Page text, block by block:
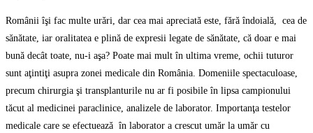
Românii îşi fac multe urări, dar cea mai apreciată este, fără îndoială, cea de
sănătate, iar oralitatea e plină de expresii legate de sănătate, că doar e mai
bună decât toate, nu-i aşa? Poate mai mult în ultima vreme, ochii tuturor
sunt aţintiţi asupra zonei medicale din România. Domeniile spectaculoase,
precum chirurgia şi transplanturile nu ar fi posibile în lipsa campionului
tăcut al medicinei paraclinice, analizele de laborator. Importanţa testelor
medicale care se efectuează în laborator a crescut umăr la umăr cu